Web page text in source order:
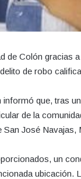
de Colón gracias
de robo
que, tras
de la
José Navajas,
un